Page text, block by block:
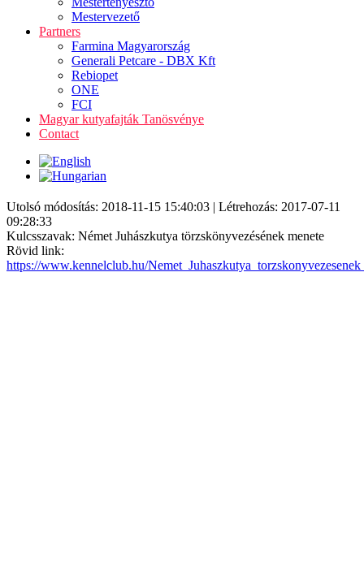
Mestervezető
Partners
Farmina Magyarország
Generali Petcare - DBX Kft
Rebiopet
ONE
FCI
Magyar kutyafajták Tanösvénye
Contact
Utolsó módosítás: 2018-11-15 15:40:03 | Létrehozás: 2017-07-11
09:28:33
Kulcsszavak: Német Juhászkutya törzskönyvezésének menete
Rövid link:
https://www.kennelclub.hu/